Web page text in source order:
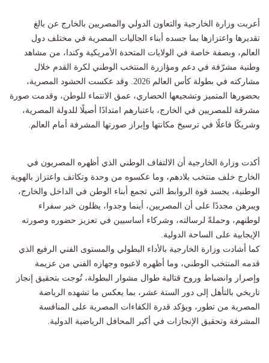
أعربت وزارة الخارجية والتعاون الدولي والمصريين بالخارج عن بالغ
تقديرها واعتزازها بما جسده أبناء الجاليات المصرية في مختلف دول
العالم، وبصفة خاصة في الولايات المتحدة الأمريكية وكندا، من مشاهد
وطنية مشرّفة في دعم ومؤازرة المنتخب الوطني لكرة القدم خلال
مشاركته في بطولة كأس العالم 2026. وقد عكست الحشود المصرية،
بحضورها المتميز وتشجيعها الحضاري، عمق الانتماء للوطن، وقدمت صورة
مشرقة للمصريين في الخارج، باعتبارهم امتدادًا أصيلًا للدولة المصرية،
وشريكًا فاعلًا في ترسيخ مكانتها وإبراز صورتها المشرفة أمام العالم.
أكدت وزارة الخارجية أن الالتفاف الوطني الذي أظهره المصريون في
الخارج خلف منتخب بلادهم، وما عكسوه من وحدة وتكاتف واعتزاز بالهوية
الوطنية، يجسد قوة الروابط التي تجمع أبناء الوطن في الداخل والخارج،
ويبرهن مجددًا على أن المصريين، أينما وجدوا، يظلون خير سفراء
لوطنهم، وحملةً لرسالته، وشركاء أساسيين في تعزيز حضوره وصورته
الإيجابية على الساحة الدولية.
كما أشادت وزارة الخارجية بالأداء البطولي والمستوى الفني الرفيع الذي
قدمه المنتخب الوطني، وما أظهره لاعبوه وجهازه الفني من عزيمة
وإصرار وانضباط وروح قتالية طوال مشوار البطولة، تُوجت بتحقيق إنجاز
تاريخي بالتأهل إلى دور الستة عشر، بما يعكس ما تشهده الرياضة
المصرية من تطور، ويؤكد قدرة الكفاءات المصرية على المنافسة
المشرفة وتحقيق الإنجازات في أكبر المحافل الرياضية الدولية.